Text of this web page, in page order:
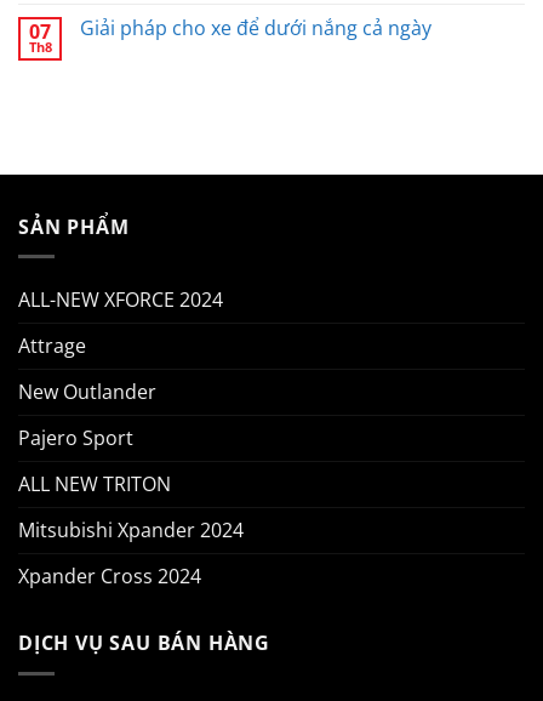
07
Th8
Giải pháp cho xe để dưới nắng cả ngày
SẢN PHẨM
ALL-NEW XFORCE 2024
Attrage
New Outlander
Pajero Sport
ALL NEW TRITON
Mitsubishi Xpander 2024
Xpander Cross 2024
DỊCH VỤ SAU BÁN HÀNG